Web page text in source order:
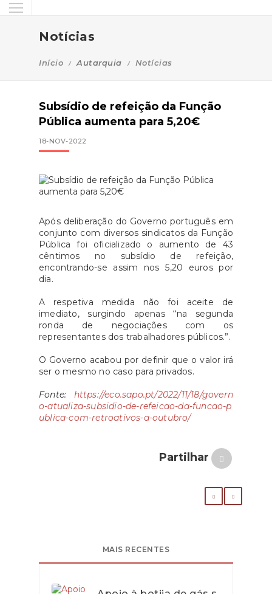
Notícias
Início Autarquia Notícias
Subsídio de refeição da Função
Pública aumenta para 5,20€
18-NOV-2022
Após deliberação do Governo português em
conjunto com diversos sindicatos da Função
Pública foi oficializado o aumento de 43
cêntimos no subsídio de refeição,
encontrando-se assim nos 5,20 euros por
dia.
A respetiva medida não foi aceite de
imediato, surgindo apenas “na segunda
ronda de negociações com os
representantes dos trabalhadores públicos.”.
O Governo acabou por definir que o valor irá
ser o mesmo no caso para privados.
Fonte: https://eco.sapo.pt/2022/11/18/govern
o-atualiza-subsidio-de-refeicao-da-funcao-p
ublica-com-retroativos-a-outubro/
Partilhar
MAIS RECENTES